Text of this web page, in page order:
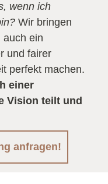
wenn ich
Wir bringen
auch ein
und fairer
perfekt machen.
einer
Vision teilt und
anfragen!